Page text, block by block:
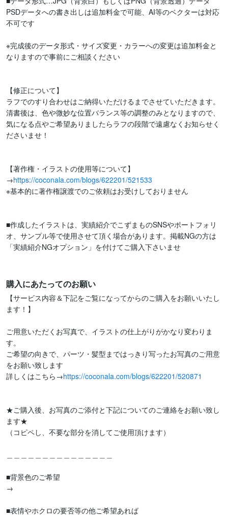
PSDデータへの書き出しは追加料金で可能、AI等のベクターは対応
不可です
※完成後のデータ形式・サイズ変更・カラーへの変更は追加料金と
なりますので事前にご相談ください
【修正について】
ラフでのすり合わせはご納得いただけるまでさせていただきます。
清書後は、色や微妙な位置バランス等の調整のみとなりますので、
気になる点やご希望ありましたらラフの段階で遠慮なくお知らせく
ださいませ！
【著作権・イラストの使用等について】
→https://coconala.com/blogs/622201/521533
※基本的に著作権譲渡でのご依頼はお受けしておりません
■作成したイラストは、実績紹介でこずまものSNSやポートフォリ
オ、サンプル等で使用させて頂く場合があります。掲載NGの方は
「実績紹介NGオプション」を付けてご購入下さいませ
購入にあたってのお願い
【サービス内容＆下記をご覧になってからのご購入をお願いいたし
ます！】
ご用意いただくお写真で、イラストの仕上がりがかなり変わりま
す。
ご希望の向きで、パーツ・髪型まではっきり写ったお写真のご用意
をお願い致します
詳しくはこちら→https://coconala.com/blogs/622201/520871
★ご購入後、お写真のご添付と下記についてのご連絡をお願い致し
ます★
（コピペし、不要な部分を消してご使用頂けます）
■背景色のご希望
→
■表情やホクロの要否等の他ご希望あれば